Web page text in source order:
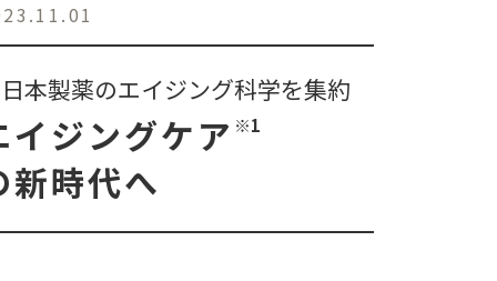
本製薬のエイジング科学を集約
イジングケア ※1
新時代へ